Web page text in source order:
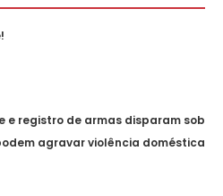
e registro de armas disparam sob
agravar violência doméstica